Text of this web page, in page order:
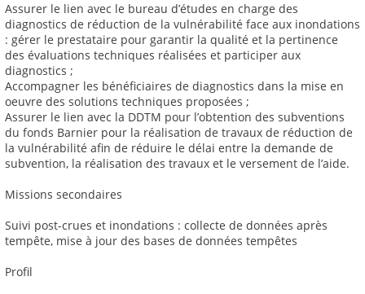
Assurer le lien avec le bureau d’études en charge des
diagnostics de réduction de la vulnérabilité face aux inondations
: gérer le prestataire pour garantir la qualité et la pertinence
des évaluations techniques réalisées et participer aux
diagnostics ;
Accompagner les bénéficiaires de diagnostics dans la mise en
oeuvre des solutions techniques proposées ;
Assurer le lien avec la DDTM pour l’obtention des subventions
du fonds Barnier pour la réalisation de travaux de réduction de
la vulnérabilité afin de réduire le délai entre la demande de
subvention, la réalisation des travaux et le versement de l’aide.
Missions secondaires
Suivi post-crues et inondations : collecte de données après
tempête, mise à jour des bases de données tempêtes
Profil